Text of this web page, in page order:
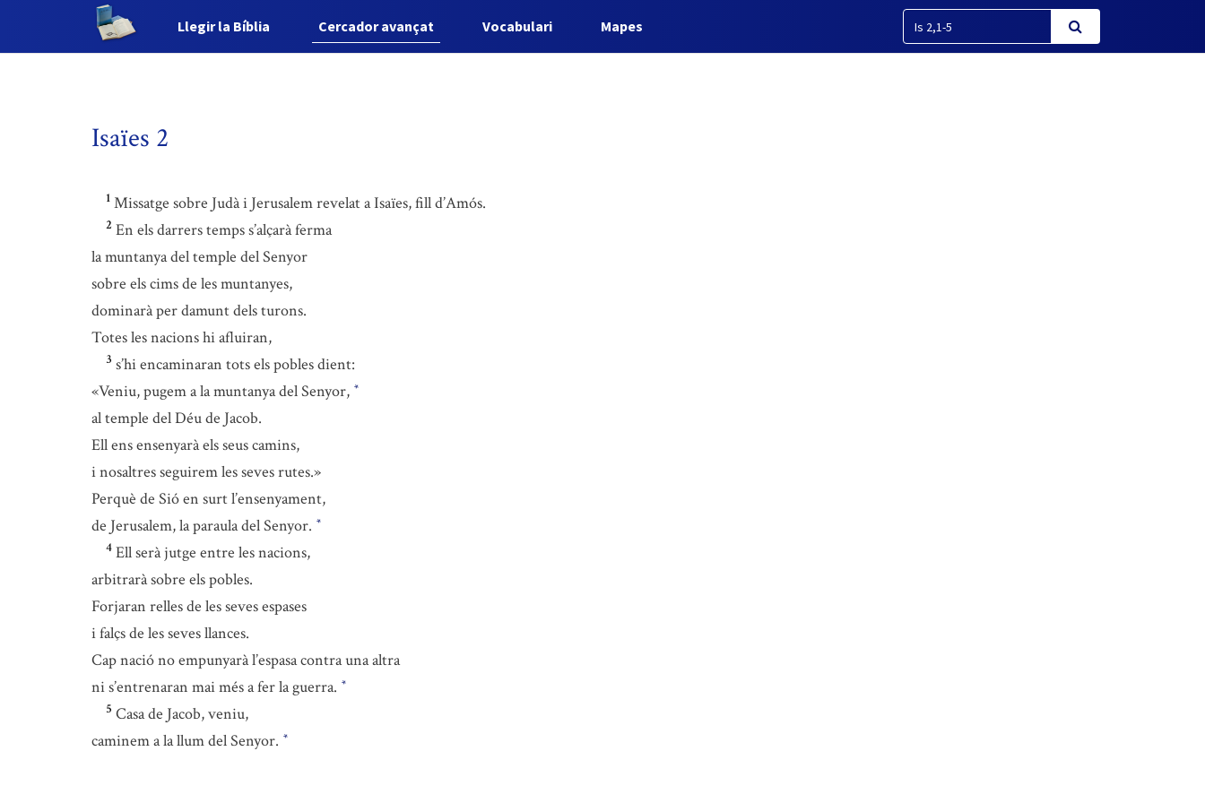
Llegir la Bíblia Cercador avançat Vocabulari Mapes
Isaïes 2
1 Missatge sobre Judà i Jerusalem revelat a Isaïes, fill d’Amós.
2 En els darrers temps s’alçarà ferma
la muntanya del temple del Senyor
sobre els cims de les muntanyes,
dominarà per damunt dels turons.
Totes les nacions hi afluiran,
3 s’hi encaminaran tots els pobles dient:
«Veniu, pugem a la muntanya del Senyor, *
al temple del Déu de Jacob.
Ell ens ensenyarà els seus camins,
i nosaltres seguirem les seves rutes.»
Perquè de Sió en surt l’ensenyament,
de Jerusalem, la paraula del Senyor. *
4 Ell serà jutge entre les nacions,
arbitrarà sobre els pobles.
Forjaran relles de les seves espases
i falçs de les seves llances.
Cap nació no empunyarà l’espasa contra una altra
ni s’entrenaran mai més a fer la guerra. *
5 Casa de Jacob, veniu,
caminem a la llum del Senyor. *